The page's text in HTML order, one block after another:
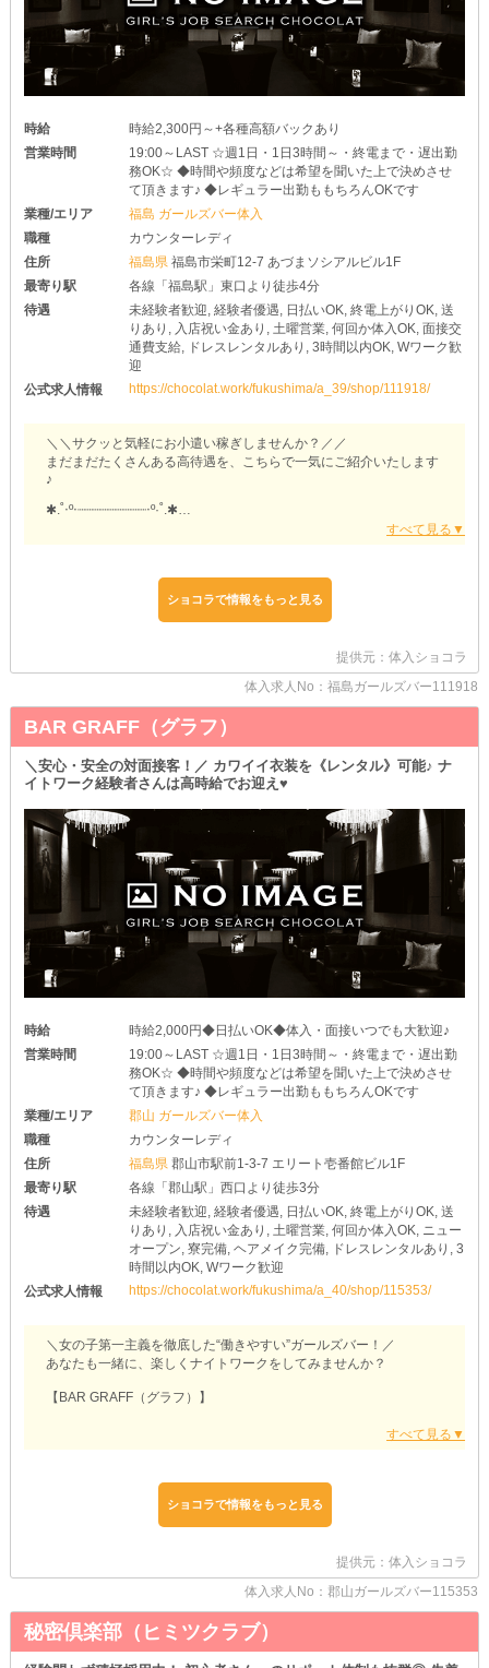
時給
時給2,300円～+各種高額バックあり
営業時間
19:00～LAST ☆週1日・1日3時間～・終電まで・遅出勤
務OK☆ ◆時間や頻度などは希望を聞いた上で決めさせ
て頂きます♪ ◆レギュラー出勤ももちろんOKです
業種/エリア
福島 ガールズバー体入
職種
カウンターレディ
住所
福島県福島市栄町12-7 あづまソシアルビル1F
最寄り駅
各線「福島駅」東口より徒歩4分
待遇
未経験者歓迎, 経験者優遇, 日払いOK, 終電上がりOK, 送
りあり, 入店祝い金あり, 土曜営業, 何回か体入OK, 面接交
通費支給, ドレスレンタルあり, 3時間以内OK, Wワーク歓
迎
公式求人情報
https://chocolat.work/fukushima/a_39/shop/111918/
＼＼サクッと気軽にお小遣い稼ぎしませんか？／／
まだまだたくさんある高待遇を、こちらで一気にご紹介いたします
♪
✱.˚‧º‧┈┈┈┈┈┈┈┈┈‧º·˚.✱
✱.˚‧º‧┈┈┈┈┈┈┈┈┈‧º·˚.✱
＼もっと居心地の良い環境へ／
「今在籍しているところはルールが厳しくて…」
当店は、女の子がゆる～く働けるような環境を整えています♥
さらなる高条件で、快適な再スタートを切りましょう◎
＼短時間バイトでもOK／
「門限を守らないと家族が心配しちゃう」
なんて子は、終電の時間で上がっても大丈夫です♪
あなたのライフスタイルに支障を出さず、楽しくお仕事できるよう
にサポートします！
∴‥∵‥∴‥∵‥∴‥∴‥∵‥∴‥∵
ちょっとでも興味を持ってくれた子は、ぜひ体入へ♪
当店の快適さを実感したら、きっと【クイーンオブハート】で働き
たくなるハズです◎
たくさんのご応募をお待ちしております♥
ショコラで情報をもっと見る
提供元：体入ショコラ
体入求人No：福島ガールズバー111918
BAR GRAFF（グラフ）
＼安心・安全の対面接客！／ カワイイ衣装を《レンタル》可能♪ ナ
イトワーク経験者さんは高時給でお迎え♥
時給
時給2,000円◆日払いOK◆体入・面接いつでも大歓迎♪
営業時間
19:00～LAST ☆週1日・1日3時間～・終電まで・遅出勤
務OK☆ ◆時間や頻度などは希望を聞いた上で決めさせ
て頂きます♪ ◆レギュラー出勤ももちろんOKです
業種/エリア
郡山 ガールズバー体入
職種
カウンターレディ
住所
福島県郡山市駅前1-3-7 エリート壱番館ビル1F
最寄り駅
各線「郡山駅」西口より徒歩3分
待遇
未経験者歓迎, 経験者優遇, 日払いOK, 終電上がりOK, 送
りあり, 入店祝い金あり, 土曜営業, 何回か体入OK, ニュー
オープン, 寮完備, ヘアメイク完備, ドレスレンタルあり, 3
時間以内OK, Wワーク歓迎
公式求人情報
https://chocolat.work/fukushima/a_40/shop/115353/
＼女の子第一主義を徹底した“働きやすい”ガールズバー！／
あなたも一緒に、楽しくナイトワークをしてみませんか？
【BAR GRAFF（グラフ）】
⇛ぜ～んぶウェルカムです♪
学生さんやWワークさんなど、みなさんそれぞれのライフスタイル
に合わせてお仕事が可能！
￣￣￣￣￣￣￣￣￣￣￣￣￣￣￣
当店に少しでも興味が湧いた子は、ぜひ《体験入店》へ！
店内の雰囲気・客層など、気になる点をその目でじっくりと確かめ
ショコラで情報をもっと見る
提供元：体入ショコラ
体入求人No：郡山ガールズバー115353
秘密倶楽部（ヒミツクラブ）